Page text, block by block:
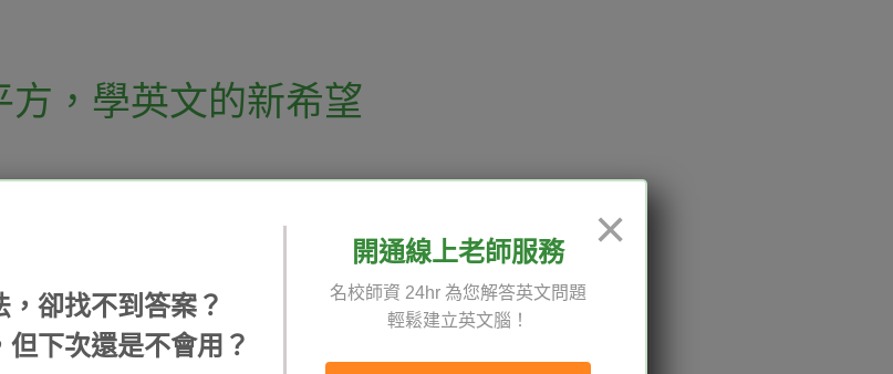
方 ， 學英文的新希望
攻其不背
精選影片
隱私權與服務條款
×
，卻找不到答案？
下次還是不會用？
開通線上老師服務
名校師資 24hr 為您解答英文問題
輕鬆建立英文腦！